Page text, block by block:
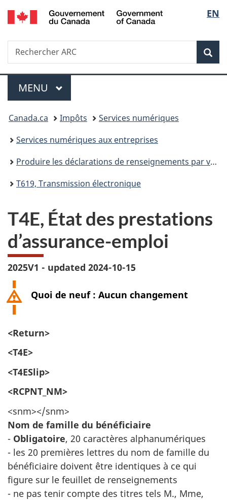
Passer
au
Passer
à
du
Passer
à
simplifiée
de
la
EN
Recherche
Rechercher
ARC
Menu
MENU PRINCIPAL
Vous
êtes
ici :
Canada.ca Impôts
Services numériques
Services numériques aux entreprises
Produire les déclarations de renseignements par voie électronique (feuillets et sommaires fiscaux)
T619, Transmission électronique
T4E, État des prestations
d’assurance-emploi
2025V1 - updated 2024-10-15
Quoi de neuf : Aucun changement
<Return>
<T4E>
<T4ESlip>
<RCPNT_NM>
<snm></snm>
Nom de famille du bénéficiaire
- Obligatoire, 20 caractères alphanumériques
- les 20 premières lettres du nom de famille du
bénéficiaire doivent être identiques à ce qui
figure sur le feuillet de renseignements
- ne pas tenir compte des titres tels M., Mme,